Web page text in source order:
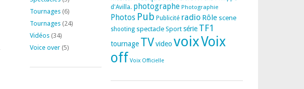
Tournages(6)
Tournages(24)
Vidéos(34)
Voice over(5)
d'Avilla. photographe Photographie
Photos Pub Publicité radio Rôle scene
shooting spectacle Sport série TF1
tournage TVvideo voixVoix
off Voix Officielle